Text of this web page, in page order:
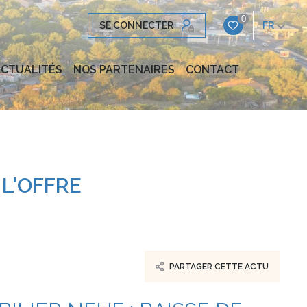
SE CONNECTER
0
FR
NOS PARTENAIRES CONTACT
PARTAGER CETTE ACTU